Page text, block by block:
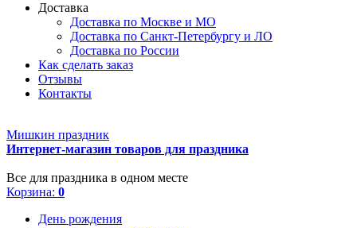
Доставка
Доставка по Москве и МО
Доставка по Санкт-Петербургу и ЛО
Доставка по России
Как сделать заказ
Отзывы
Контакты
Мишкин праздник
Интернет-магазин товаров для праздника
Все для праздника в одном месте
Корзина: 0
День рождения